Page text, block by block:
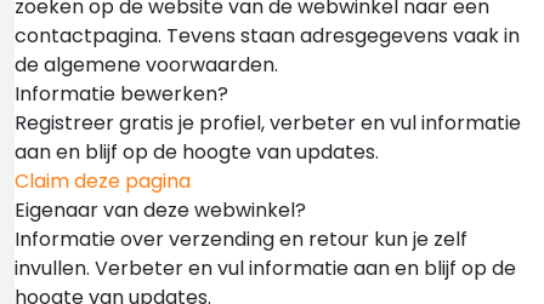
zoeken op de website van de webwinkel naar een
contactpagina. Tevens staan adresgegevens vaak in
de algemene voorwaarden.
Informatie bewerken?
Registreer gratis je profiel, verbeter en vul informatie
aan en blijf op de hoogte van updates.
Claim deze pagina
Eigenaar van deze webwinkel?
Informatie over verzending en retour kun je zelf
invullen. Verbeter en vul informatie aan en blijf op de
hoogte van updates.